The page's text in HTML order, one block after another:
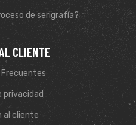
de serigrafía?
CLIENTE
privacidad
al cliente